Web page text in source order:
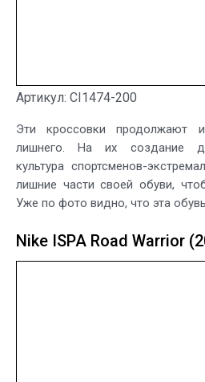
Артикул: CI1474-200
Эти кроссовки продолжают
лишнего. На их создание
культура спортсменов-
лишние части своей обуви,
Уже по фото видно, что эта
Nike ISPA Road Warrior